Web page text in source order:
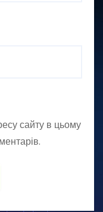
сайту в цьому